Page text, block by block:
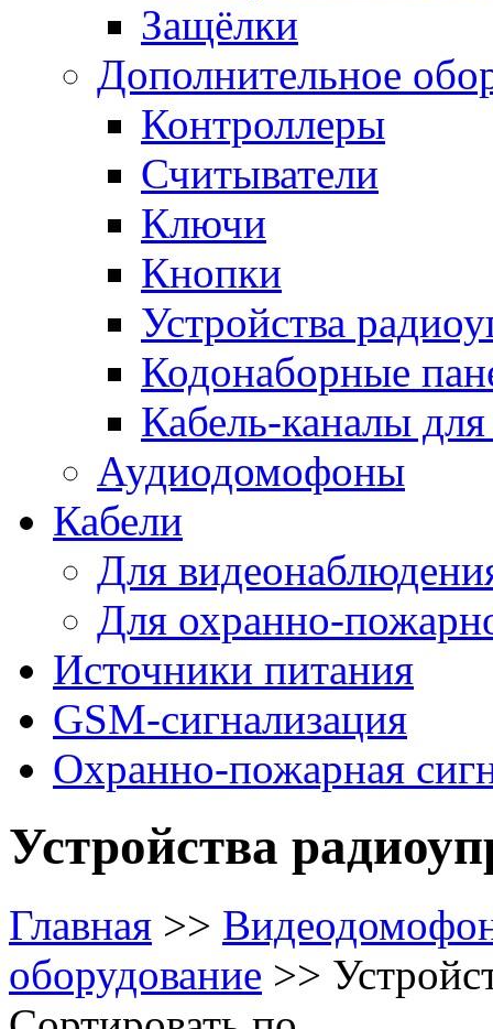
Защёлки
Дополнительное
Контроллеры
Считыватели
Ключи
Кнопки
Устройства
Кодонаборные
Кабель-каналы
Аудиодомофоны
Кабели
Для
Для охранно-
Источники питания
GSM-сигнализация
Охранно-пожарная
Устройства
Главная >>
оборудование >>